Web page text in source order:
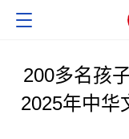
200多名孩
2025年中华